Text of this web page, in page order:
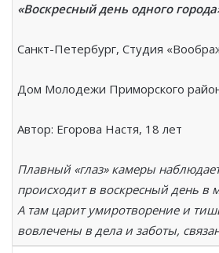
«Воскресный день одного
Санкт-Петербург, Студия
Дом Молодежи Приморского
Автор: Егорова Настя, 18 лет
Плавный «глаз» камеры
происходит в воскресный день в
А там царит умиротворение и
вовлечены в дела и заботы,